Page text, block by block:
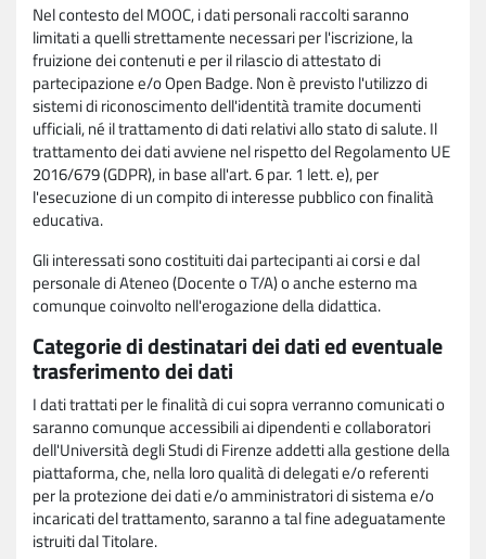
Nel contesto del MOOC, i dati personali raccolti saranno
limitati a quelli strettamente necessari per l'iscrizione, la
fruizione dei contenuti e per il rilascio di attestato di
partecipazione e/o Open Badge. Non è previsto l'utilizzo di
sistemi di riconoscimento dell'identità tramite documenti
ufficiali, né il trattamento di dati relativi allo stato di salute. Il
trattamento dei dati avviene nel rispetto del Regolamento UE
2016/679 (GDPR), in base all'art. 6 par. 1 lett. e), per
l'esecuzione di un compito di interesse pubblico con finalità
educativa.
Gli interessati sono costituiti dai partecipanti ai corsi e dal
personale di Ateneo (Docente o T/A) o anche esterno ma
comunque coinvolto nell'erogazione della didattica.
Categorie di destinatari dei dati ed eventuale
trasferimento dei dati
I dati trattati per le finalità di cui sopra verranno comunicati o
saranno comunque accessibili ai dipendenti e collaboratori
dell'Università degli Studi di Firenze addetti alla gestione della
piattaforma, che, nella loro qualità di delegati e/o referenti
per la protezione dei dati e/o amministratori di sistema e/o
incaricati del trattamento, saranno a tal fine adeguatamente
istruiti dal Titolare.